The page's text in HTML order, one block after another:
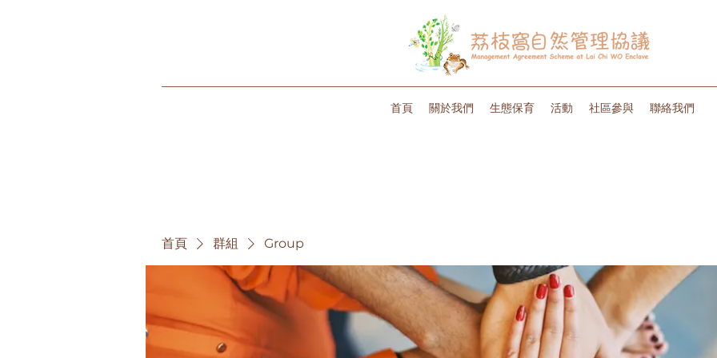
首頁 關於我們 生態保育 活動 社區參與 聯絡我們
首頁 群組 Group